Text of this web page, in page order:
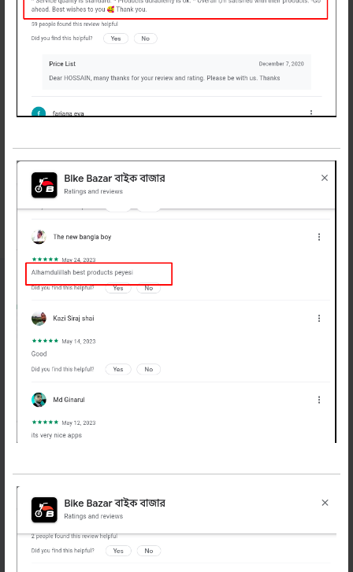
অসাধারণ প্যাডিং এর হেলমেট টি এখনি
অর্ডার করুন!
রিলেটেড প্রডাক্টস
নিউজলেটার
বাইকের অফার, টিপস ও নিউজ পেতে এখনি সাবস্ক্রাইব
বাইক বাজার
প্রোফাইল
গুরত্বপূর্ন লিংক